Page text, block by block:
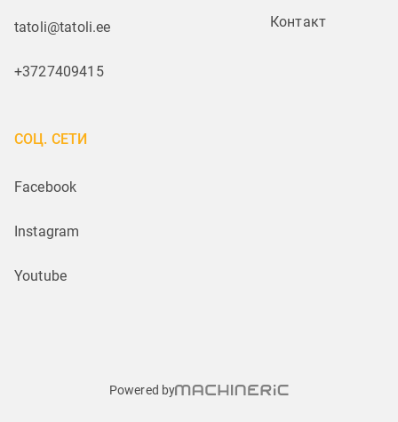
tatoli@tatoli.ee
+3727409415
Контакт
СОЦ. СЕТИ
Facebook
Instagram
Youtube
Powered by